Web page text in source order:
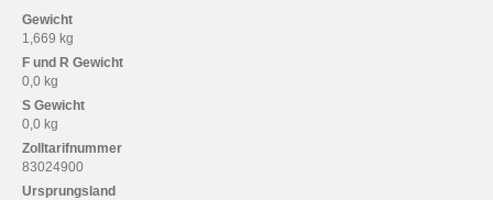
Gewicht
1,669 kg
F und R Gewicht
0,0 kg
S Gewicht
0,0 kg
Zolltarifnummer
83024900
Ursprungsland